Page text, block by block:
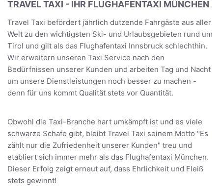
TRAVEL TAXI - IHR FLUGHAFENTAXI MÜNCHEN
Travel Taxi befördert jährlich dutzende Fahrgäste aus aller
Welt zu den wichtigsten Ski- und Urlaubsgebieten rund um
Tirol und gilt als das Flughafentaxi Innsbruck schlechthin.
Wir erweitern unseren Taxi Service nach den
Bedürfnissen unserer Kunden und arbeiten Tag und Nacht
um unsere Dienstleistungen noch besser zu machen -
denn für uns kommt Qualität stets vor Quantität.
Obwohl die Taxi-Branche hart umkämpft ist und es viele
schwarze Schafe gibt, bleibt Travel Taxi seinem Motto "Es
zählt nur die Zufriedenheit unserer Kunden" treu und
etabliert sich immer mehr als das Flughafentaxi München.
Dieser Erfolg zeigt erneut auf, dass Ehrlichkeit und Fleiß
stets gewinnt!